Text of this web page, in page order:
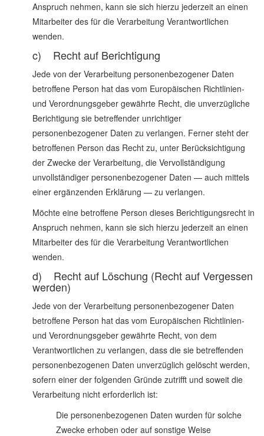
Anspruch nehmen, kann sie sich hierzu jederzeit an einen
Mitarbeiter des für die Verarbeitung Verantwortlichen
wenden.
c) Recht auf Berichtigung
Jede von der Verarbeitung personenbezogener Daten
betroffene Person hat das vom Europäischen Richtlinien-
und Verordnungsgeber gewährte Recht, die unverzügliche
Berichtigung sie betreffender unrichtiger
personenbezogener Daten zu verlangen. Ferner steht der
betroffenen Person das Recht zu, unter Berücksichtigung
der Zwecke der Verarbeitung, die Vervollständigung
unvollständiger personenbezogener Daten — auch mittels
einer ergänzenden Erklärung — zu verlangen.
Möchte eine betroffene Person dieses Berichtigungsrecht in
Anspruch nehmen, kann sie sich hierzu jederzeit an einen
Mitarbeiter des für die Verarbeitung Verantwortlichen
wenden.
d) Recht auf Löschung (Recht auf Vergessen
werden)
Jede von der Verarbeitung personenbezogener Daten
betroffene Person hat das vom Europäischen Richtlinien-
und Verordnungsgeber gewährte Recht, von dem
Verantwortlichen zu verlangen, dass die sie betreffenden
personenbezogenen Daten unverzüglich gelöscht werden,
sofern einer der folgenden Gründe zutrifft und soweit die
Verarbeitung nicht erforderlich ist:
Die personenbezogenen Daten wurden für solche
Zwecke erhoben oder auf sonstige Weise